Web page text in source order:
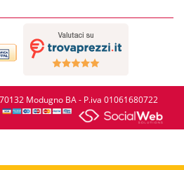
Modugno BA - P.iva 01061680722